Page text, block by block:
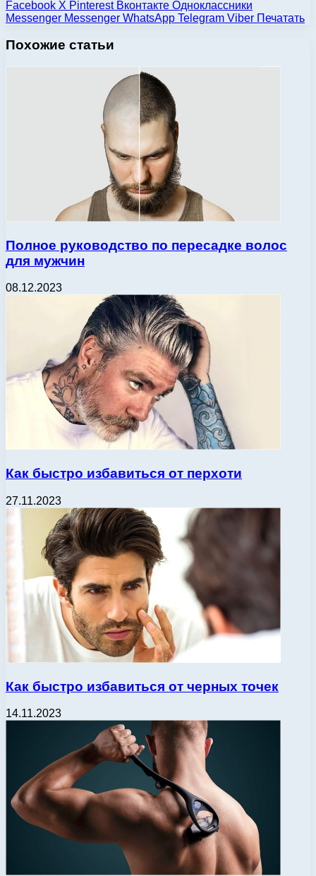
Facebook X Pinterest Вконтакте Одноклассники
Messenger Messenger WhatsApp Telegram Viber Печатать
Похожие статьи
Полное руководство по пересадке волос
для мужчин
08.12.2023
Как быстро избавиться от перхоти
27.11.2023
Как быстро избавиться от черных точек
14.11.2023